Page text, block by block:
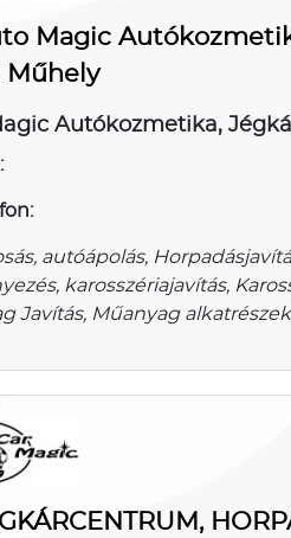
Magic
Műhely
Autókozmetika,
autóápolás,
karosszériajavítás,
Javítás, Műanyag